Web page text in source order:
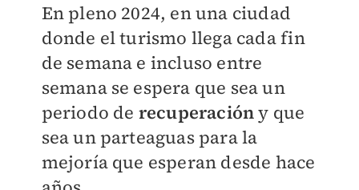
En pleno 2024, en una ciudad
donde el turismo llega cada fin
de semana e incluso entre
semana se espera que sea un
periodo de recuperacióny que
sea un parteaguas para la
mejoría que esperan desde hace